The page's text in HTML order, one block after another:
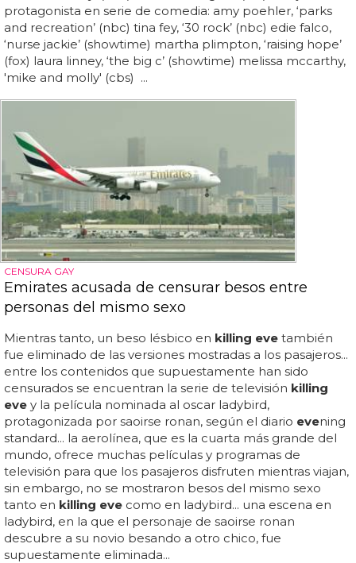
protagonista en serie de comedia: amy poehler, ‘parks
and recreation’ (nbc) tina fey, ‘30 rock’ (nbc) edie falco,
‘nurse jackie’ (showtime) martha plimpton, ‘raising hope’
(fox) laura linney, ‘the big c’ (showtime) melissa mccarthy,
'mike and molly' (cbs) ...
CENSURA GAY
Emirates acusada de censurar besos entre
personas del mismo sexo
Mientras tanto, un beso lésbico en killing eve también
fue eliminado de las versiones mostradas a los pasajeros...
entre los contenidos que supuestamente han sido
censurados se encuentran la serie de televisión killing
eve y la película nominada al oscar ladybird,
protagonizada por saoirse ronan, según el diario evening
standard... la aerolínea, que es la cuarta más grande del
mundo, ofrece muchas películas y programas de
televisión para que los pasajeros disfruten mientras viajan,
sin embargo, no se mostraron besos del mismo sexo
tanto en killing eve como en ladybird... una escena en
ladybird, en la que el personaje de saoirse ronan
descubre a su novio besando a otro chico, fue
supuestamente eliminada...